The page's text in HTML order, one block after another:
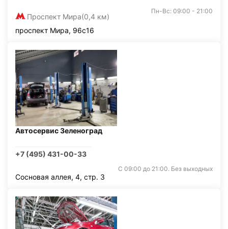
Проспект Мира(0,4 км)
Пн-Вс: 09:00 - 21:00
проспект Мира, 96с16
Автосервис Зеленоград
+7 (495) 431-00-33
С 09:00 до 21:00. Без выходных
Сосновая аллея, 4, стр. 3